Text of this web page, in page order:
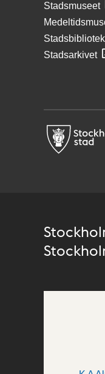
Stadsmuseet
Stadsarkivet